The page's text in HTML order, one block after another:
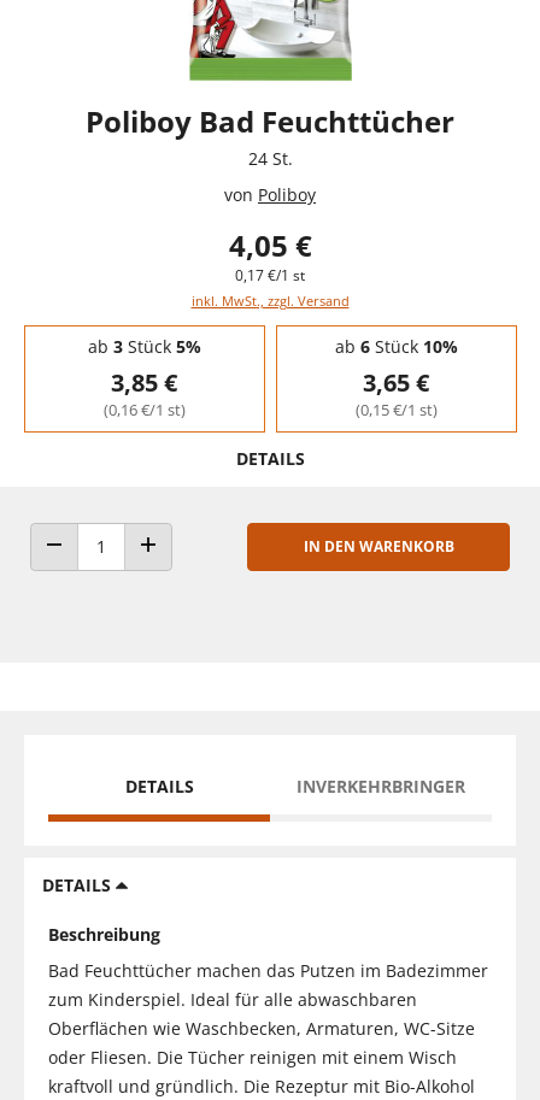
Poliboy Bad Feuchttücher
24 St.
von Poliboy
4,05 €
0,17 €/1 st
inkl. MwSt., zzgl. Versand
Staffelpreise - Mengenrabatt
ab 3Stück 5%
3,85 €
(0,16 €/1 st)
ab 6Stück 10%
3,65 €
(0,15 €/1 st)
DETAILS
ANZAHL VERRINGERNANZAHL ERHÖHEN
IN DEN WARENKORB
DETAILS INVERKEHRBRINGER
DETAILS
Beschreibung
Bad Feuchttücher machen das Putzen im Badezimmer
zum Kinderspiel. Ideal für alle abwaschbaren
Oberflächen wie Waschbecken, Armaturen, WC-Sitze
oder Fliesen. Die Tücher reinigen mit einem Wisch
kraftvoll und gründlich. Die Rezeptur mit Bio-Alkohol